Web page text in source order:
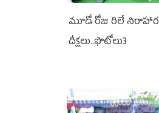
మూడో రోజు రిలే నిరాహార
దీక్షలు..ఫొటోలు3